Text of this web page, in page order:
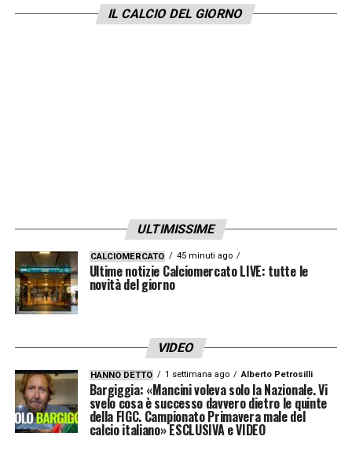
calciatore del ComoIL CALCIO DEL GIORNO
ULTIMISSIME
CALCIOMERCATO 45 minuti ago
Ultime notizie Calciomercato LIVE: tutte le
novità del giorno
VIDEO
HANNO DETTO 1 settimana ago Alberto Petrosilli
Bargiggia: «Mancini voleva solo la Nazionale. Vi
svelo cosa è successo davvero dietro le quinte
della FIGC. Campionato Primavera male del
calcio italiano» ESCLUSIVA e VIDEO